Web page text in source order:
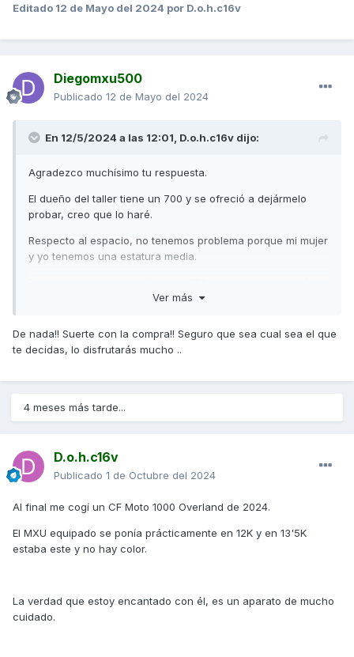
probado y lo cogió KTM...y no tan mal la verdad...
Editado 12 de Mayo del 2024 por D.o.h.c16v
Diegomxu500
Publicado 12 de Mayo del 2024
En 12/5/2024 a las 12:01, D.o.h.c16v dijo:
Agradezco muchísimo tu respuesta.
El dueño del taller tiene un 700 y se ofreció a dejármelo
probar, creo que lo haré.
Respecto al espacio, no tenemos problema porque mi mujer
y yo tenemos una estatura media.
es, voy a disfrutar más con el 700 cuando salga sólo y
Sobre el papel y a falta de probarlo los 30 CV del 550 se
me antojan algo escasos.
Sin embargo el mecánico del concesionario me aconseja
más el 550, dice que es más jugueton y manejable, que el
Ver más
De nada!! Suerte con la compra!! Seguro que sea cual sea el que
te decidas, lo disfrutarás mucho ..
4 meses más tarde...
D.o.h.c16v
Publicado 1 de Octubre del 2024
Al final me cogí un CF Moto 1000 Overland de 2024.
El MXU equipado se ponía prácticamente en 12K y en 13'5K
estaba este y no hay color.
La verdad que estoy encantado con él, es un aparato de mucho
cuidado.